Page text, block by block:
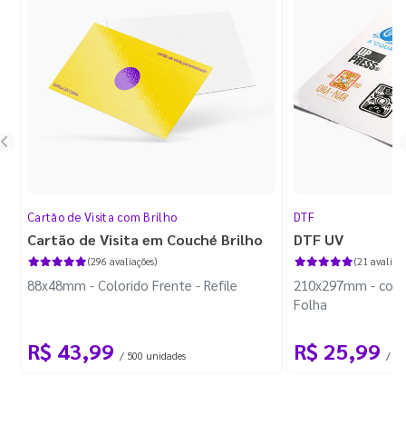
Cartão de Visita com Brilho
Cartão de Visita em Couché Brilho
(296 avaliações)
88x48mm - Colorido Frente - Refile
R$ 43,99 / 500 unidades
DTF
DTF UV
(21
210x297mm -
Folha
R$ 25,99 / 1